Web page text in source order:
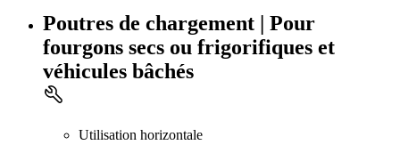
Poutres de chargement | Pour
fourgons secs ou frigorifiques et
véhicules bâchés
Utilisation horizontale